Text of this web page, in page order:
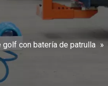
golf con batería de patrulla »